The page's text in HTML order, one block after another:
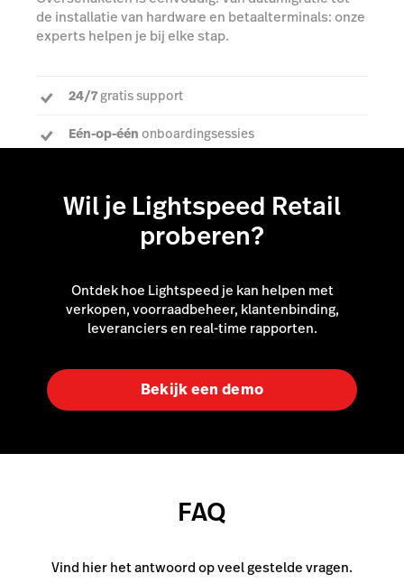
de installatie van hardware en betaalterminals: onze
experts helpen je bij elke stap.
24/7gratis support
Eén-op-één onboardingsessies
Wil je Lightspeed Retail
proberen?
Ontdek hoe Lightspeed je kan helpen met
verkopen, voorraadbeheer, klantenbinding,
leveranciers en real-time rapporten.
Bekijk een demo
FAQ
Vind hier het antwoord op veel gestelde vragen.